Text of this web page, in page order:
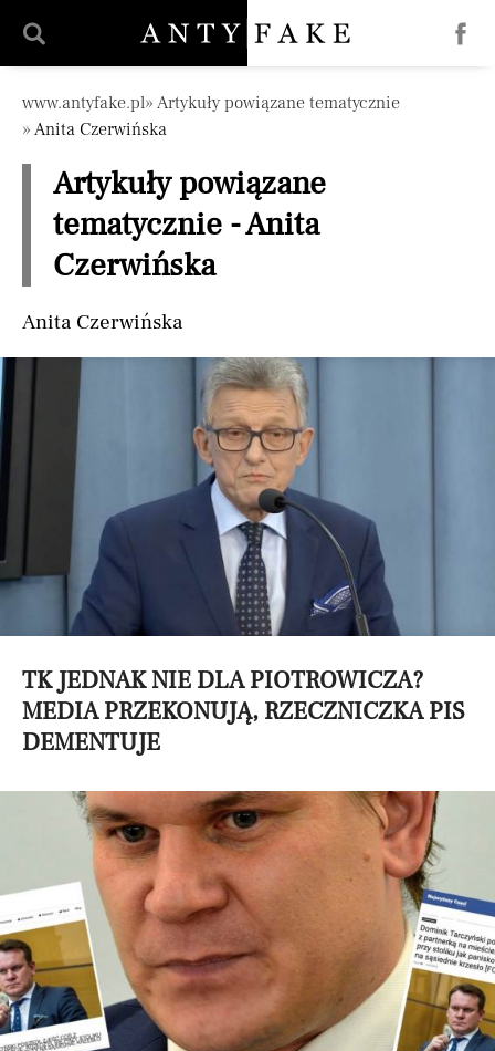
Pomiń nawigację
www.antyfake.pl Artykuły powiązane tematycznie
Anita Czerwińska
Artykuły powiązane
tematycznie - Anita
Czerwińska
Anita Czerwińska
TK JEDNAK NIE DLA PIOTROWICZA?
MEDIA PRZEKONUJĄ, RZECZNICZKA PIS
DEMENTUJE